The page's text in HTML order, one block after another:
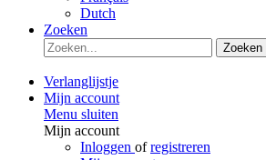
Dutch
Zoeken
Zoeken
Verlanglijstje
Mijn account
Menu sluiten
Mijn account
Inloggen ofregistreren